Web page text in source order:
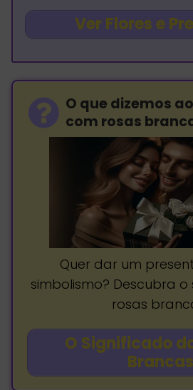
Ver Flores e
O que dizemos
com rosas
Quer dar um
simbolismo? Descubra
rosas
O Significado
Brancas